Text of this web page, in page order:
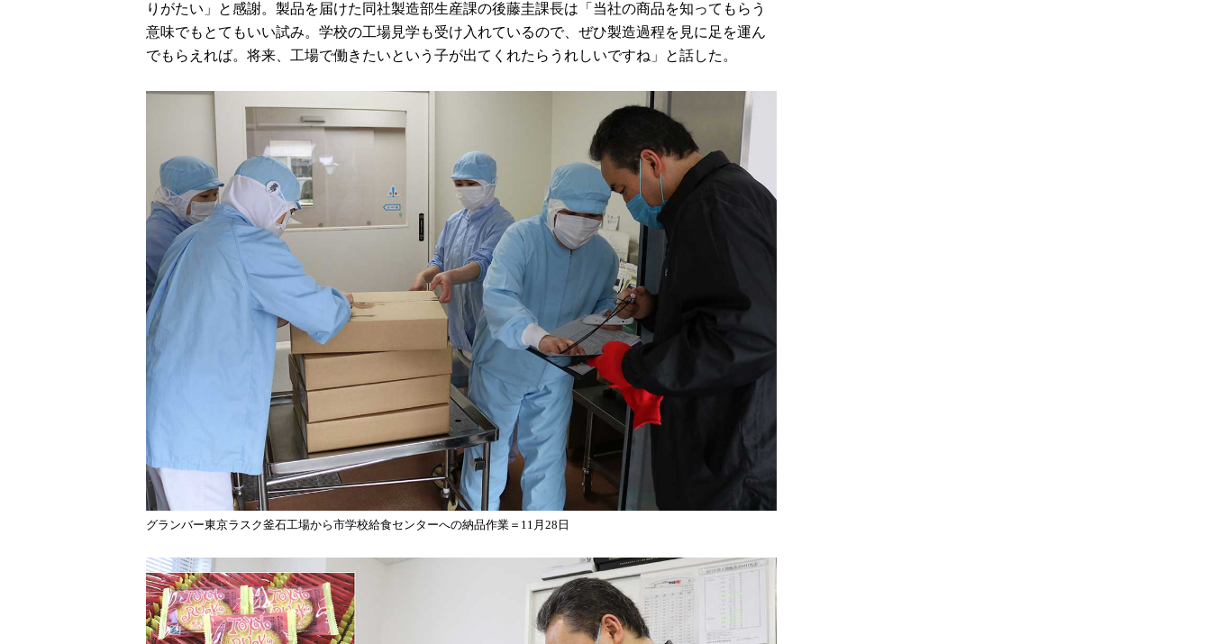
りがたい」と感謝。製品を届けた同社製造部生産課の後藤圭課長は「当社の商品を知ってもらう
意味でもとてもいい試み。学校の工場見学も受け入れているので、ぜひ製造過程を見に足を運ん
でもらえれば。将来、工場で働きたいという子が出てくれたらうれしいですね」と話した。
グランバー東京ラスク釜石工場から市学校給食センターへの納品作業＝11月28日